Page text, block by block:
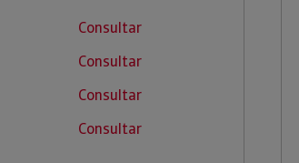
Consultar
Consultar
Consultar
Consultar